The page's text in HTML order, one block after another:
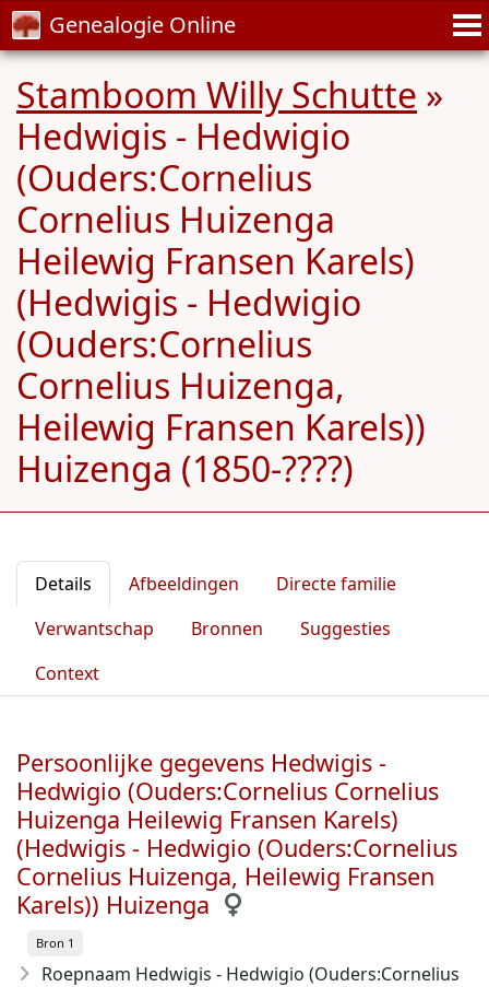
Genealogie Online
Stamboom Willy Schutte »
Hedwigis - Hedwigio
(Ouders:Cornelius
Cornelius Huizenga
Heilewig Fransen Karels)
(Hedwigis - Hedwigio
(Ouders:Cornelius
Cornelius Huizenga,
Heilewig Fransen Karels))
Huizenga (1850-????)
Details Afbeeldingen
Directe familie
Verwantschap
Bronnen
Suggesties
Context
Persoonlijke gegevens Hedwigis -
Hedwigio (Ouders:Cornelius Cornelius
Huizenga Heilewig Fransen Karels)
(Hedwigis - Hedwigio (Ouders:Cornelius
Cornelius Huizenga, Heilewig Fransen
Karels)) Huizenga
Bron 1
Roepnaam Hedwigis - Hedwigio (Ouders:Cornelius